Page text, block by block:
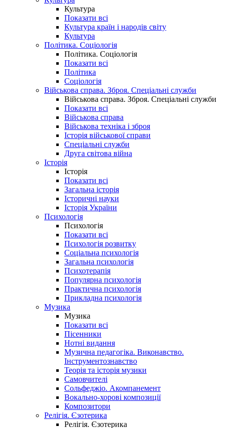
Культура
Показати всі
Культура країн і народів світу
Культура
Політика. Соціологія
Політика. Соціологія
Показати всі
Політика
Соціологія
Військова справа. Зброя. Спеціальні служби
Військова справа. Зброя. Спеціальні служби
Показати всі
Військова справа
Військова техніка і зброя
Історія військової справи
Спеціальні служби
Друга світова війна
Історія
Історія
Показати всі
Загальна історія
Історичні науки
Історія України
Психологія
Психологія
Показати всі
Психологія розвитку
Соціальна психологія
Загальна психологія
Психотерапія
Популярна психологія
Практична психологія
Прикладна психологія
Музика
Музика
Показати всі
Пісенники
Нотні видання
Музична педагогіка. Виконавство.
Інструментознавство
Теорія та історія музики
Самовчителі
Сольфеджіо. Акомпанемент
Вокально-хорові композиції
Композитори
Релігія. Єзотерика
Релігія. Єзотерика